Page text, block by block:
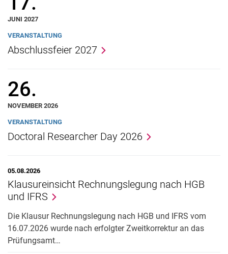
JUNI 2027
VERANSTALTUNG
Abschlussfeier 2027
26.
NOVEMBER 2026
VERANSTALTUNG
Doctoral Researcher Day 2026
05.08.2026
Klausureinsicht Rechnungslegung nach HGB
und IFRS
Die Klausur Rechnungslegung nach HGB und IFRS vom
16.07.2026 wurde nach erfolgter Zweitkorrektur an das
Prüfungsamt…